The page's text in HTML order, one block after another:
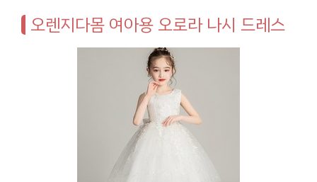
오렌지다몸 여아용 오로라 나시 드레스